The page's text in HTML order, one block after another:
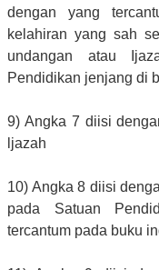
dengan yang
kelahiran yang sah
undangan atau
Pendidikan jenjang di
9) Angka 7 diisi
ljazah
10) Angka 8 diisi
pada Satuan
tercantum pada buku